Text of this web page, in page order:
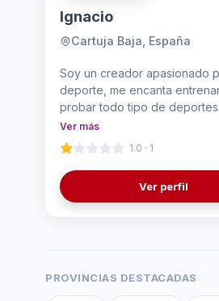
Ignacio
Cartuja Baja, España
Soy un creador apasionado
deporte, me encanta
probar todo tipo de
mismo me encanta viajar y
lleve poco subiendo
que ha empezado el verano
empezaré a potenciar el
viajes y lifestyle ya que me
Ver más
1.0 · 1
Ver perfil
PROVINCIAS DESTACADAS